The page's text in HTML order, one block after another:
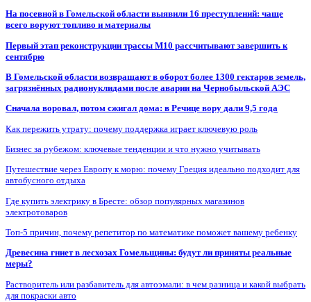
На посевной в Гомельской области выявили 16 преступлений: чаще
всего воруют топливо и материалы
Первый этап реконструкции трассы М10 рассчитывают завершить к
сентябрю
В Гомельской области возвращают в оборот более 1300 гектаров земель,
загрязнённых радионуклидами после аварии на Чернобыльской АЭС
Сначала воровал, потом сжигал дома: в Речице вору дали 9,5 года
Как пережить утрату: почему поддержка играет ключевую роль
Бизнес за рубежом: ключевые тенденции и что нужно учитывать
Путешествие через Европу к морю: почему Греция идеально подходит для
автобусного отдыха
Где купить электрику в Бресте: обзор популярных магазинов
электротоваров
Топ-5 причин, почему репетитор по математике поможет вашему ребенку
Древесина гниет в лесхозах Гомельщины: будут ли приняты реальные
меры?
Растворитель или разбавитель для автоэмали: в чем разница и какой выбрать
для покраски авто